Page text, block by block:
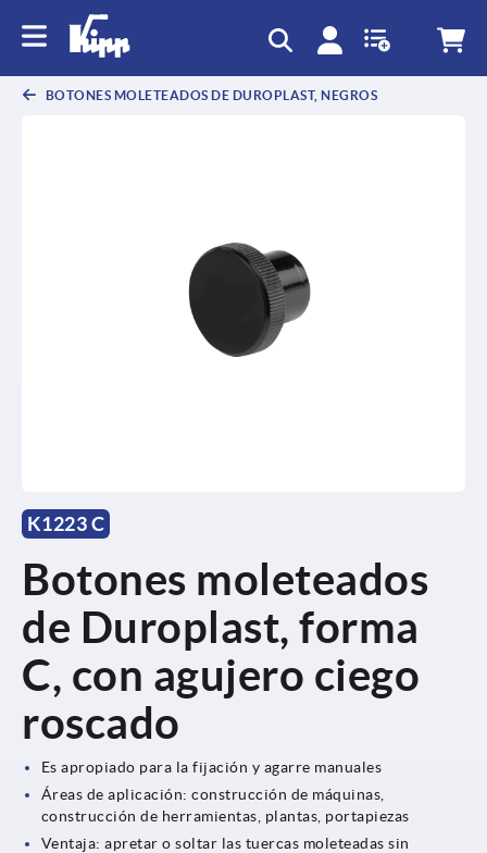
BOTONES MOLETEADOS DE DUROPLAST, NEGROS
K1223 C
Botones moleteados
de Duroplast, forma
C, con agujero ciego
roscado
Es apropiado para la fijación y agarre manuales
Áreas de aplicación: construcción de máquinas,
construcción de herramientas, plantas, portapiezas
Ventaja: apretar o soltar las tuercas moleteadas sin